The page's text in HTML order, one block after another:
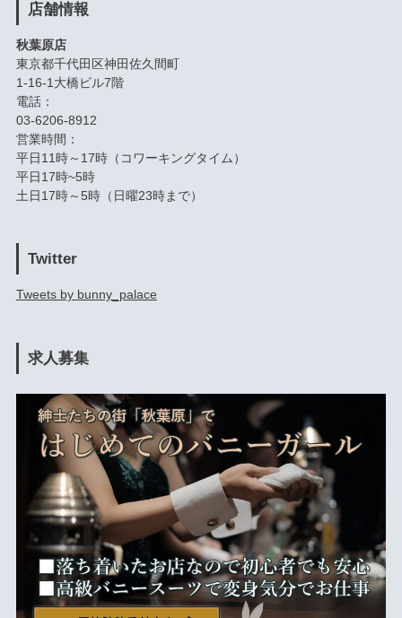
店舗情報
秋葉原店
東京都千代田区神田佐久間町
1-16-1大橋ビル7階
電話：
03-6206-8912
営業時間：
平日11時～17時（コワーキングタイム）
平日17時~5時
土日17時～5時（日曜23時まで）
Twitter
Tweets by bunny_palace
求人募集